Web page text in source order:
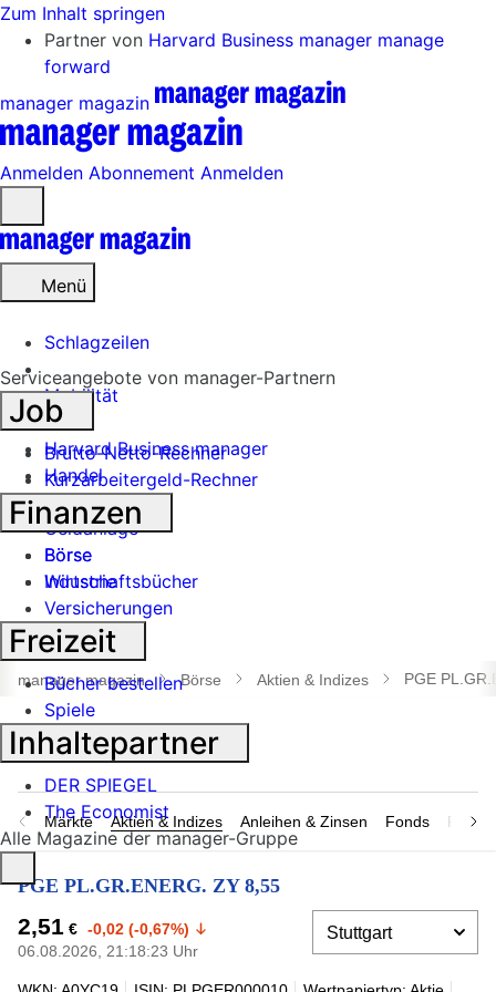
Zum Inhalt springen
Partner von Harvard Business manager manage
forward
manager magazin
Anmelden Abonnement Anmelden
öffnen
Menü
Schlagzeilen
Mobilität
Tech
Harvard Business manager
Handel
Banken
Geldanlage
Börse
Industrie
Suche
öffnen
manager magazin Börse Aktien & Indizes PGE
Märkte Aktien & Indizes Anleihen & Zinsen Fonds
PGE PL.GR.ENERG. ZY 8,55
2,51 € -0,02 (-0,67%)
06.08.2026, 21:18:23 Uhr
Serviceangebote von manager-Partnern
Job
Brutto-Netto-Rechner
Kurzarbeitergeld-Rechner
Finanzen
Börse
Wirtschaftsbücher
Versicherungen
Freizeit
Bücher bestellen
Spiele
Inhaltepartner
DER SPIEGEL
The Economist
Alle Magazine der manager-Gruppe